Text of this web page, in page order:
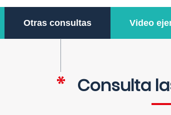
Otras consultas Video
Consulta